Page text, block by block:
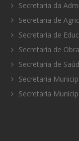
Secretaria da
Secretaria de
Secretaria de
Secretaria de
Secretaria de
Secretaria
Secretaria